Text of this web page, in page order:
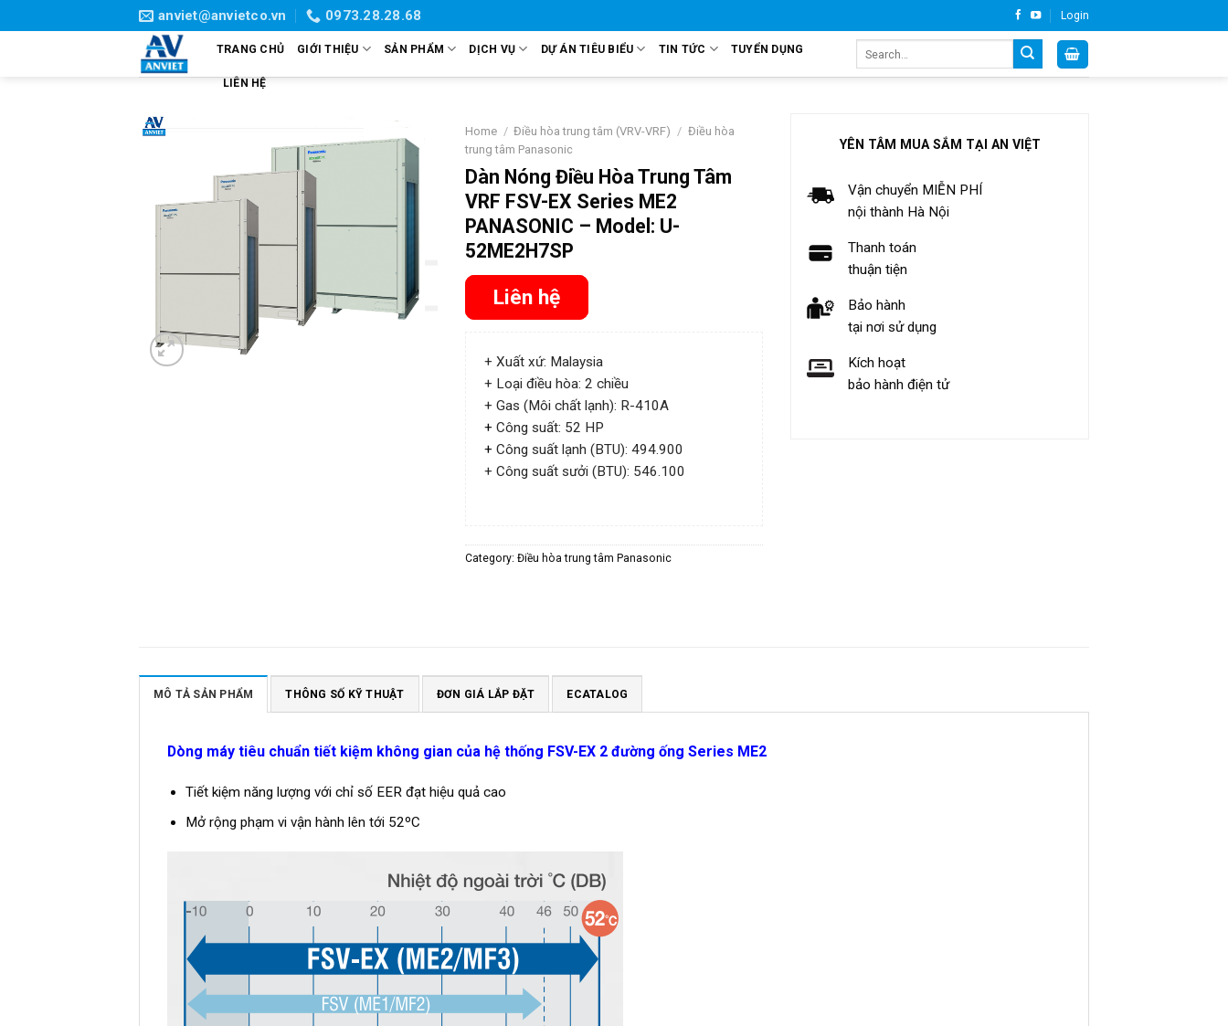
to
anviet@anvietco.vn 0973.28.28.68 Login
TRANG CHỦ GIỚI THIỆU SẢN PHẨM DỊCH VỤ DỰ ÁN TIÊU BIỂU TIN TỨC TUYỂN DỤNG
LIÊN HỆ
Home / Điều hòa trung tâm (VRV-VRF) / Điều hòa
trung tâm Panasonic
Dàn Nóng Điều Hòa Trung Tâm
VRF FSV-EX Series ME2
PANASONIC – Model: U-
52ME2H7SP
Liên hệ
+ Xuất xứ: Malaysia
+ Loại điều hòa: 2 chiều
+ Gas (Môi chất lạnh): R-410A
+ Công suất: 52 HP
+ Công suất lạnh (BTU): 494.900
+ Công suất sưởi (BTU): 546.100
Category: Điều hòa trung tâm Panasonic
YÊN TÂM MUA SẮM TẠI AN VIỆT
Vận chuyển MIỄN PHÍ
nội thành Hà Nội
Thanh toán
thuận tiện
Bảo hành
tại nơi sử dụng
Kích hoạt
bảo hành điện tử
MÔ TẢ SẢN PHẨM THÔNG SỐ KỸ THUẬT ĐƠN GIÁ LẮP ĐẶT ECATALOG
Dòng máy tiêu chuẩn tiết kiệm không gian của hệ thống FSV-EX 2 đường ống Series ME2
Tiết kiệm năng lượng với chỉ số EER đạt hiệu quả cao
Mở rộng phạm vi vận hành lên tới 52ºC